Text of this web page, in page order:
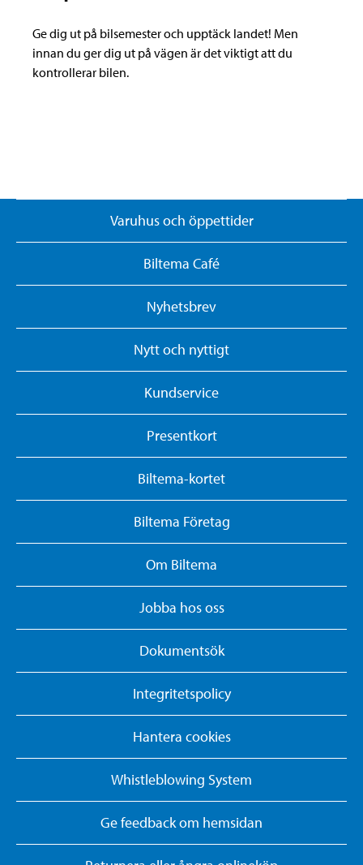
Ge dig ut på bilsemester och upptäck landet! Men
innan du ger dig ut på vägen är det viktigt att du
kontrollerar bilen.
Varuhus och öppettider
Biltema Café
Nyhetsbrev
Nytt och nyttigt
Kundservice
Presentkort
Biltema-kortet
Biltema Företag
Om Biltema
Jobba hos oss
Dokumentsök
Integritetspolicy
Hantera cookies
Whistleblowing System
Ge feedback om hemsidan